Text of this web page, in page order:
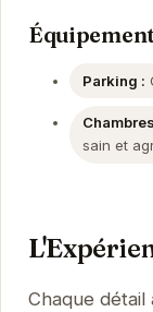
Parking :
sain et
Chaque détail